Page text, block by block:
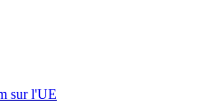
sur l'UE